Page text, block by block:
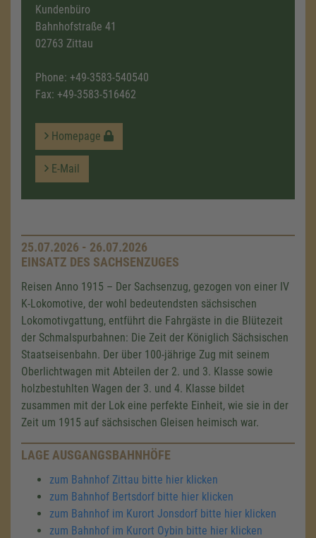
Kundenbüro
Bahnhofstraße 41
02763 Zittau
Phone: +49-3583-540540
Fax: +49-3583-516462
Homepage
E-Mail
25.07.2026 - 26.07.2026
EINSATZ DES SACHSENZUGES
Reisen Anno 1915 – Der Sachsenzug, gezogen von einer IV
K-Lokomotive, der wohl bedeutendsten sächsischen
Lokomotivgattung, entführt die Fahrgäste in die Blütezeit
der Schmalspurbahnen: Die Zeit der Königlich Sächsischen
Staatseisenbahn. Der über 100-jährige Zug mit seinem
Oberlichtwagen mit Abteilen der 2. und 3. Klasse sowie
holzbestuhlten Wagen der 3. und 4. Klasse bildet
zusammen mit der Lok eine perfekte Einheit, wie sie in der
Zeit um 1915 auf sächsischen Gleisen heimisch war.
LAGE AUSGANGSBAHNHÖFE
zum Bahnhof Zittau bitte hier klicken
zum Bahnhof Bertsdorf bitte hier klicken
zum Bahnhof im Kurort Jonsdorf bitte hier klicken
zum Bahnhof im Kurort Oybin bitte hier klicken